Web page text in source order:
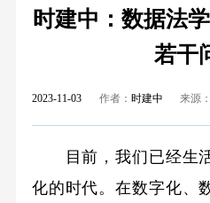
时建中：数据法
若干
2023-11-03 作者： 时建中 来源
目前，我们已经生活
化的时代。在数字化、